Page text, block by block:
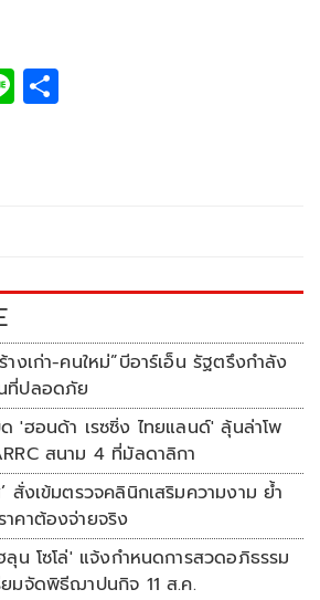
Li
ก่า-คนใหม่”บีอาร์เอ็น รัฐตรึงกำลัง
ที่ปลอดภัย
'ฮอนด้า เรซซิ่ง ไทยแลนด์' ลุ้นล่าโพ
สนาม 4 ที่มัลดาลิกา
สั่งเข้มตรวจคลินิกเสริมความงาม ย้ำ
คาต้องจ่ายจริง
น โซโล่' แจ้งกำหนดการสวดอภิธรรม
มจัดพิธีฌาปนกิจ 11 ส.ค.